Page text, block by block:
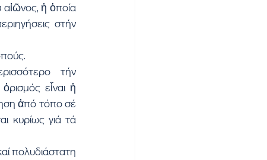
ἡ ὁποία
στήν
τήν
εἶναι ἡ
ἀπό τόπο σέ
κυρίως γιά τά
πολυδιάστατη